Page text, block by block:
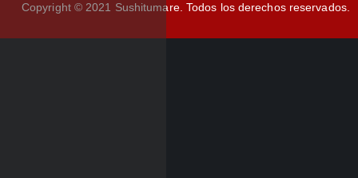
Copyright © 2021 Sushitumare. Todos los derechos reservados.